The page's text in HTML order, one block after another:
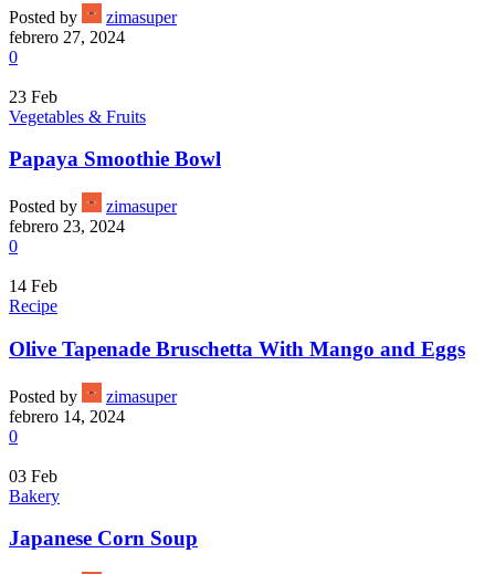
Posted by
zimasuper
febrero 27, 2024
0
23 Feb
Vegetables & Fruits
Papaya Smoothie Bowl
Posted by
zimasuper
febrero 23, 2024
0
14 Feb
Recipe
Olive Tapenade Bruschetta With Mango and Eggs
Posted by
zimasuper
febrero 14, 2024
0
03 Feb
Bakery
Japanese Corn Soup